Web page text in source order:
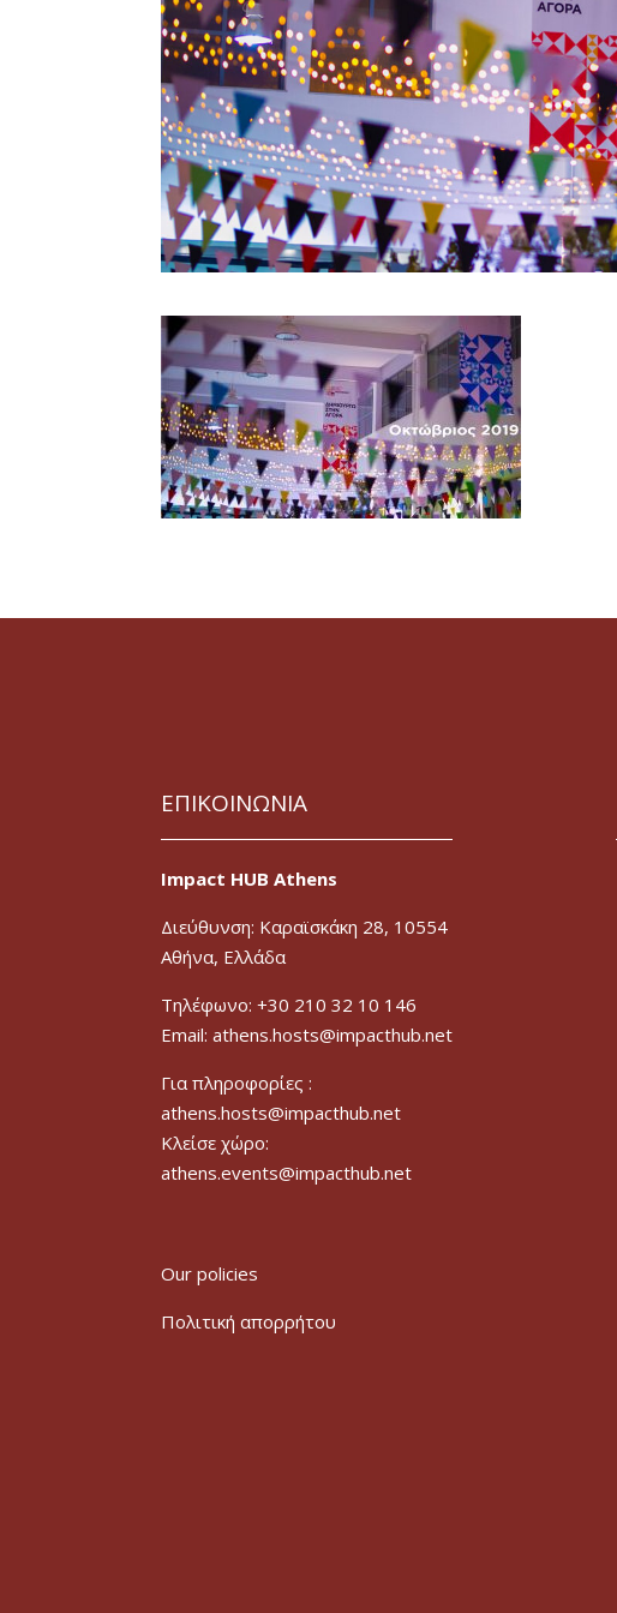
ΕΠΙΚΟΙΝΩΝΙΑ
Impact HUB Athens
Διεύθυνση: Καραϊσκάκη 28, 10554
Αθήνα, Ελλάδα
Τηλέφωνο: +30 210 32 10 146
Email: athens.hosts@impacthub.net
Για πληροφορίες :
athens.hosts@impacthub.net
Κλείσε χώρο:
athens.events@impacthub.net
Our policies
Πολιτική απορρήτου